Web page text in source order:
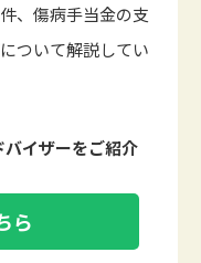
、傷病手当金の支
ついて解説してい
イザーをご紹介
ら